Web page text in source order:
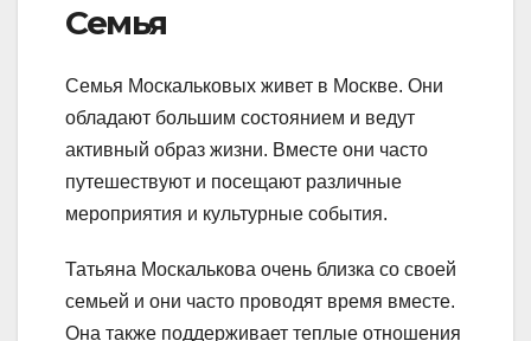
Семья
Семья Москальковых живет в Москве. Они
обладают большим состоянием и ведут
активный образ жизни. Вместе они часто
путешествуют и посещают различные
мероприятия и культурные события.
Татьяна Москалькова очень близка со своей
семьей и они часто проводят время вместе.
Она также поддерживает теплые отношения